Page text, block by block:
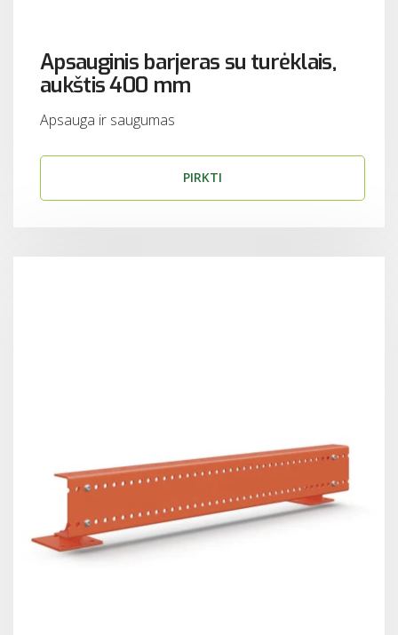
Apsauginis barjeras su turėklais,
aukštis 400 mm
Apsauga ir saugumas
PIRKTI